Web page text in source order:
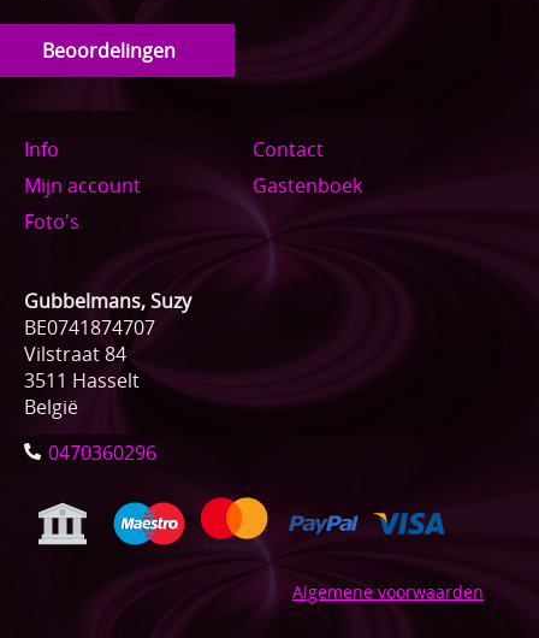
Beoordelingen
Info
Contact
Mijn account
Gastenboek
Foto's
Gubbelmans, Suzy
BE0741874707
Vilstraat 84
3511 Hasselt
België
0470360296
Algemene voorwaarden